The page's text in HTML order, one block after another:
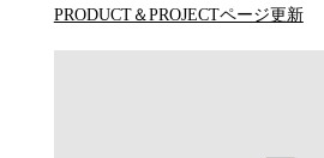
PRODUCT＆PROJECTページ更新